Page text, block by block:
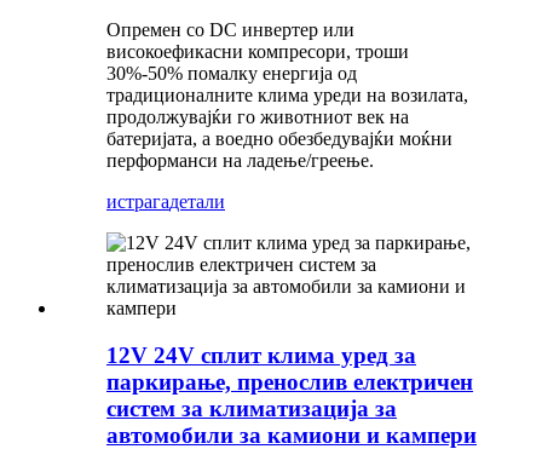
Опремен со DC инвертер или
високоефикасни компресори, троши
30%-50% помалку енергија од
традиционалните клима уреди на возилата,
продолжувајќи го животниот век на
батеријата, а воедно обезбедувајќи моќни
перформанси на ладење/греење.
истрагадетали
12V 24V сплит клима уред за
паркирање, пренослив електричен
систем за климатизација за
автомобили за камиони и кампери